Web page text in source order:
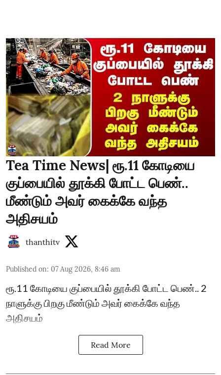
Tea Time News| ரூ.11 கோடியை
குப்பையில் தூக்கி போட்ட பெண்..
மீண்டும் அவர் கைக்கே வந்த
அதிசயம்
thanthitv
Published on: 07 Aug 2026, 8:46 am
ரூ.11 கோடியை குப்பையில் தூக்கி போட்ட பெண்.. 2
நாளுக்கு பிறகு மீண்டும் அவர் கைக்கே வந்த
அதிசயம்
Read More